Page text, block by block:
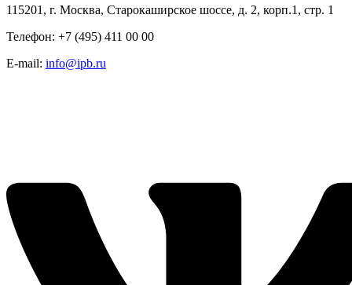
115201, г. Москва, Старокаширское шоссе, д. 2, корп.1, стр. 1
Телефон: +7 (495) 411 00 00
E-mail: info@ipb.ru